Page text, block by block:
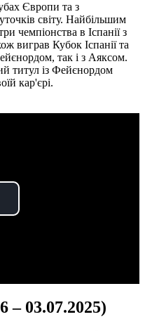
Європи та з
світу. Найбільшим
чемпіонства в Іспанії з
виграв Кубок Іспанії та
так і з Аяксом.
титул із Фейєнордом
кар'єрі.
– 03.07.2025)